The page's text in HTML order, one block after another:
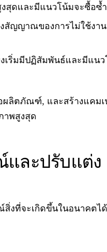
งสุดและมีแนวโน้มจะซื้อซ้ำ
สัญญาณของการไม่ใช้งาน
งเริ่มมีปฏิสัมพันธ์และมีแนว
ผลิตภัณฑ์, และสร้างแคม
าพสูงสุด
และปรับแต่ง
งที่จะเกิดขึ้นในอนาคตไ